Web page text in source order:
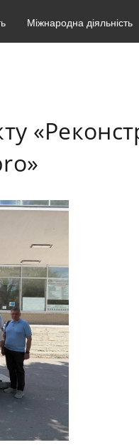
Міжнародна діяльність